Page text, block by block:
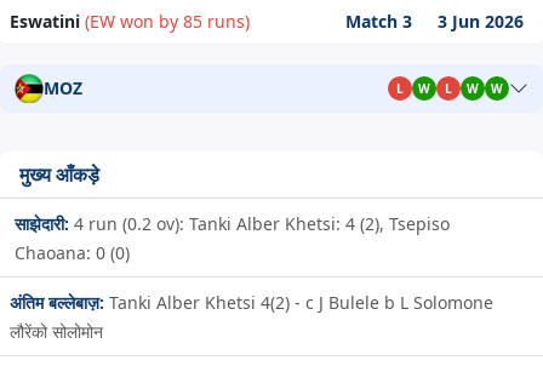
Eswatini (EW won by 85 runs) Match 3 3 Jun 2026
MOZ L W L W W
मुख्य आँकड़े
साझेदारी: 4 run (0.2 ov): Tanki Alber Khetsi: 4 (2), Tsepiso
Chaoana: 0 (0)
अंतिम बल्लेबाज़: Tanki Alber Khetsi 4(2) - c J Bulele b L Solomone
लौरेंको सोलोमोन